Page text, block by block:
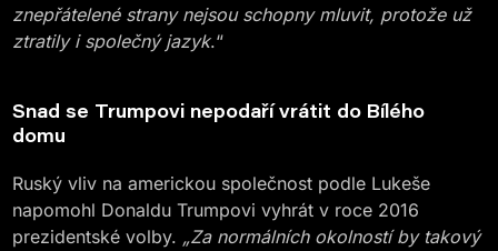
znepřátelené strany nejsou schopny mluvit, protože už
ztratily i společný jazyk.“
Snad se Trumpovi nepodaří vrátit do Bílého
domu
Ruský vliv na americkou společnost podle Lukeše
napomohl Donaldu Trumpovi vyhrát v roce 2016
prezidentské volby. „Za normálních okolností by takový